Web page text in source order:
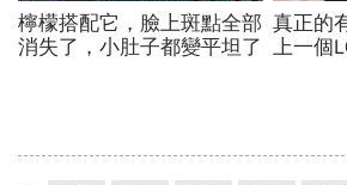
檸檬搭配它，臉上斑點全部
消失了，小肚子都變平坦了
真正的
上一個
針織